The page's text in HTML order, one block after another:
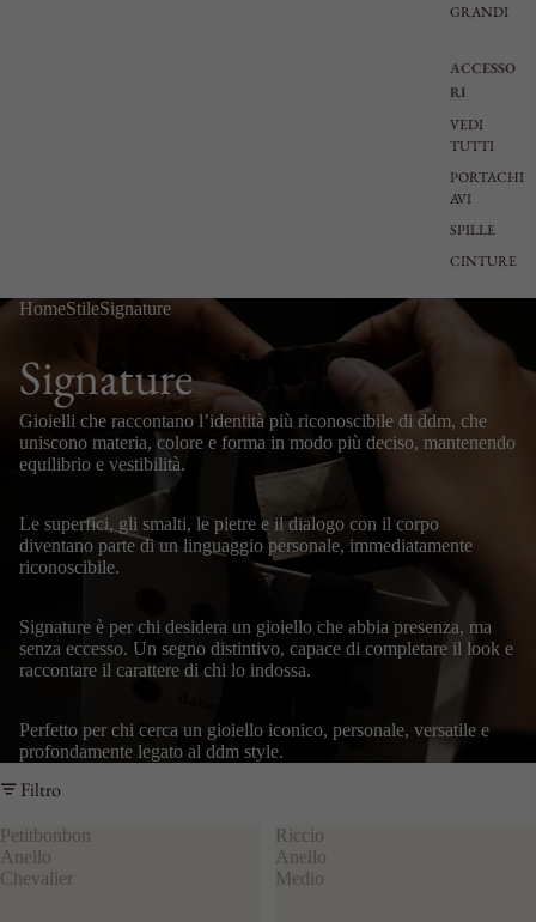
GRANDI
ACCESSO
RI
VEDI
TUTTI
PORTACHI
AVI
SPILLE
CINTURE
HomeStileSignature
Signature
Gioielli che raccontano l’identità più riconoscibile di ddm, che
uniscono materia, colore e forma in modo più deciso, mantenendo
equilibrio e vestibilità.
Le superfici, gli smalti, le pietre e il dialogo con il corpo
diventano parte di un linguaggio personale, immediatamente
riconoscibile.
Signature è per chi desidera un gioiello che abbia presenza, ma
senza eccesso. Un segno distintivo, capace di completare il look e
raccontare il carattere di chi lo indossa.
Perfetto per chi cerca un gioiello iconico, personale, versatile e
profondamente legato al ddm style.
Filtro
Petitbonbon
Anello
Chevalier
Riccio
Anello
Medio